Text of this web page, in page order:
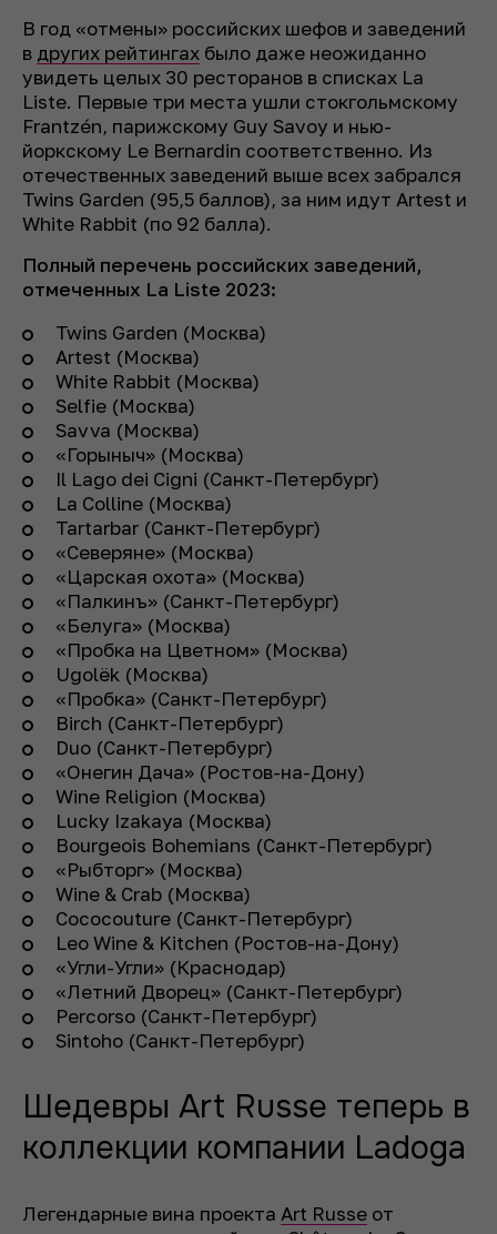
В год «отмены» российских шефов и заведений
в других рейтингах было даже неожиданно
увидеть целых 30 ресторанов в списках La
Liste. Первые три места ушли стокгольмскому
Frantzén, парижскому Guy Savoy и нью-
йоркскому Le Bernardin соответственно. Из
отечественных заведений выше всех забрался
Twins Garden (95,5 баллов), за ним идут Artest и
White Rabbit (по 92 балла).
Полный перечень российских заведений,
отмеченных La Liste 2023:
Twins Garden (Москва)
Artest (Москва)
White Rabbit (Москва)
Selfie (Москва)
Savva (Москва)
«Горыныч» (Москва)
Il Lago dei Cigni (Санкт-Петербург)
La Colline (Москва)
Tartarbar (Санкт-Петербург)
«Северяне» (Москва)
«Царская охота» (Москва)
«Палкинъ» (Санкт-Петербург)
«Белуга» (Москва)
«Пробка на Цветном» (Москва)
Ugolёk (Москва)
«Пробка» (Санкт-Петербург)
Birch (Санкт-Петербург)
Duo (Санкт-Петербург)
«Онегин Дача» (Ростов-на-Дону)
Wine Religion (Москва)
Lucky Izakaya (Москва)
Bourgeois Bohemians (Санкт-Петербург)
«Рыбторг» (Москва)
Wine & Crab (Москва)
Cococouture (Санкт-Петербург)
Leo Wine & Kitchen (Ростов-на-Дону)
«Угли-Угли» (Краснодар)
«Летний Дворец» (Санкт-Петербург)
Percorso (Санкт-Петербург)
Sintoho (Санкт-Петербург)
Шедевры Art Russe теперь в
коллекции компании Ladoga
Легендарные вина проекта Art Russe от